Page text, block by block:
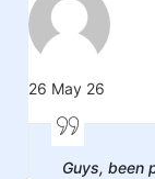
26 May 26
Guys, been